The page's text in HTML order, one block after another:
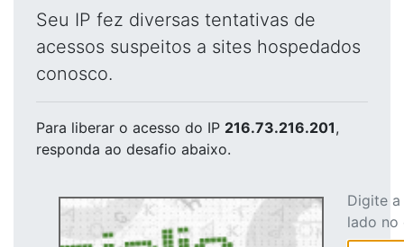
Seu IP fez diversas tentativas de
acessos suspeitos a sites hospedados
conosco.
Para liberar o acesso do IP 216.73.216.201,
responda ao desafio abaixo.
Digite
lado no